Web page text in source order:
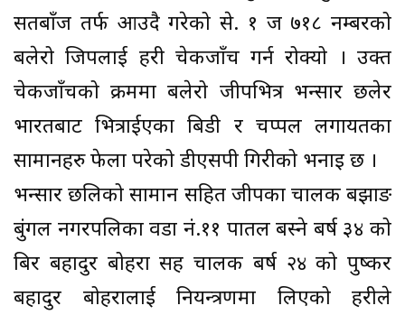
सतबाँज तर्फ आउदै गरेको से. १ ज ७१८ नम्बरको
बलेरो जिपलाई प्रहरी चेकजाँच गर्न रोक्यो । उक्त
चेकजाँचको क्रममा बलेरो जीपभित्र भन्सार छलेर
भारतबाट भित्राईएका बिडी र चप्पल लगायतका
सामानहरु फेला परेको डीएसपी गिरीको भनाइ छ ।
भन्सार छलिको सामान सहित जीपका चालक बझाङ
बुंगल नगरपलिका वडा नं.११ पातल बस्ने बर्ष ३४ को
बिर बहादुर बोहरा सह चालक बर्ष २४ को पुष्कर
बहादुर बोहरालाई नियन्त्रणमा लिएको प्रहरीले